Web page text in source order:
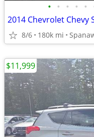
• • • • •
2014 Chevrolet Chevy
8/6 180k mi
$11,999